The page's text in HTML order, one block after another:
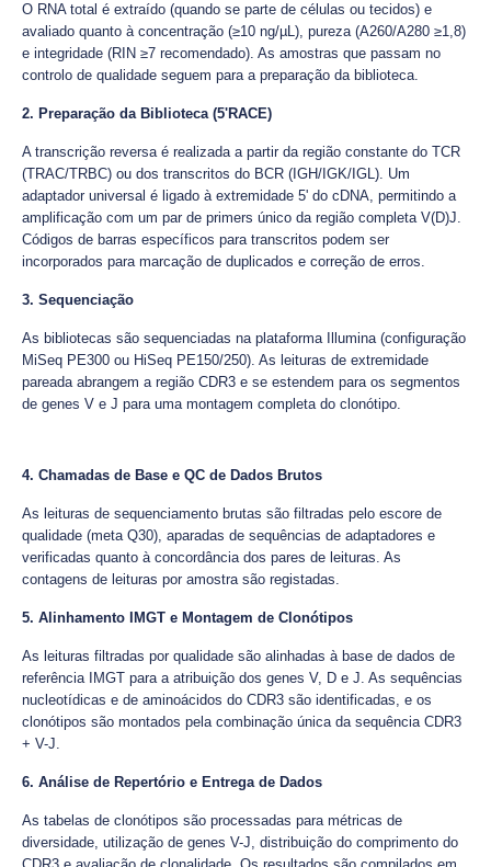
O RNA total é extraído (quando se parte de células ou tecidos) e
avaliado quanto à concentração (≥10 ng/µL), pureza (A260/A280 ≥1,8)
e integridade (RIN ≥7 recomendado). As amostras que passam no
controlo de qualidade seguem para a preparação da biblioteca.
2. Preparação da Biblioteca (5'RACE)
A transcrição reversa é realizada a partir da região constante do TCR
(TRAC/TRBC) ou dos transcritos do BCR (IGH/IGK/IGL). Um
adaptador universal é ligado à extremidade 5' do cDNA, permitindo a
amplificação com um par de primers único da região completa V(D)J.
Códigos de barras específicos para transcritos podem ser
incorporados para marcação de duplicados e correção de erros.
3. Sequenciação
As bibliotecas são sequenciadas na plataforma Illumina (configuração
MiSeq PE300 ou HiSeq PE150/250). As leituras de extremidade
pareada abrangem a região CDR3 e se estendem para os segmentos
de genes V e J para uma montagem completa do clonótipo.
4. Chamadas de Base e QC de Dados Brutos
As leituras de sequenciamento brutas são filtradas pelo escore de
qualidade (meta Q30), aparadas de sequências de adaptadores e
verificadas quanto à concordância dos pares de leituras. As
contagens de leituras por amostra são registadas.
5. Alinhamento IMGT e Montagem de Clonótipos
As leituras filtradas por qualidade são alinhadas à base de dados de
referência IMGT para a atribuição dos genes V, D e J. As sequências
nucleotídicas e de aminoácidos do CDR3 são identificadas, e os
clonótipos são montados pela combinação única da sequência CDR3
+ V-J.
6. Análise de Repertório e Entrega de Dados
As tabelas de clonótipos são processadas para métricas de
diversidade, utilização de genes V-J, distribuição do comprimento do